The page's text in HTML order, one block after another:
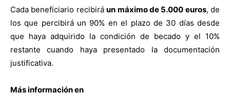
Cada beneficiario recibiráun máximo de 5.000 euros, de
los que percibirá un 90% en el plazo de 30 días desde
que haya adquirido la condición de becado y el 10%
restante cuando haya presentado la documentación
justificativa.
Más información en